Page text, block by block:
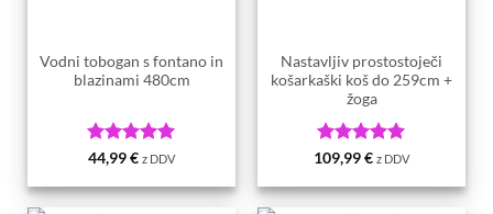
Vodni tobogan s fontano in
blazinami 480cm
Ocenjeno5
44,99€ z DDV
Nastavljiv prostostoječi
košarkaški koš do 259cm +
žoga
Ocenjeno5
109,99€ z DDV